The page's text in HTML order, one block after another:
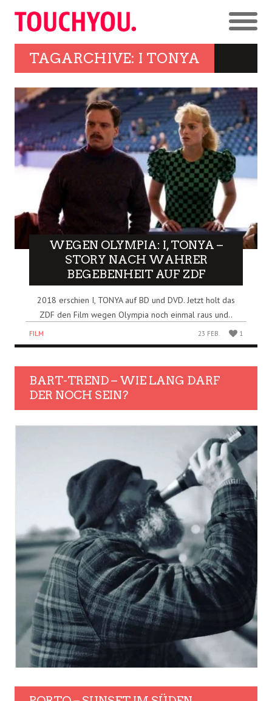
TAGARCHIVE: I TONYA
WEGEN OLYMPIA: I, TONYA –
STORY NACH WAHRER
BEGEBENHEIT AUF ZDF
2018 erschien I, TONYA auf BD und DVD. Jetzt holt das
ZDF den Film wegen Olympia noch einmal raus und..
FILM 23 FEB. 1
BART-TREND – WIE LANG DARF
DER NOCH SEIN?